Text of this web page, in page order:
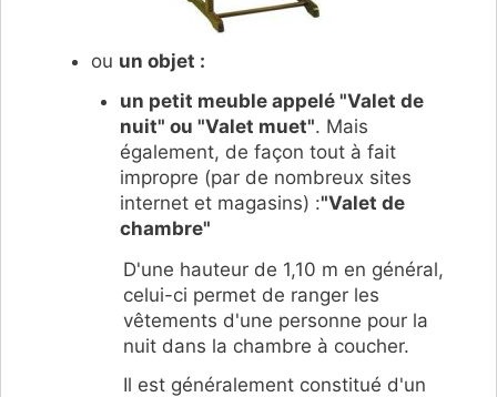
ou un objet :
un petit meuble appelé "Valet de
nuit" ou "Valet muet". Mais
également, de façon tout à fait
impropre (par de nombreux sites
internet et magasins) :"Valet de
chambre"
D'une hauteur de 1,10 m en général,
celui-ci permet de ranger les
vêtements d'une personne pour la
nuit dans la chambre à coucher.
Il est généralement constitué d'un